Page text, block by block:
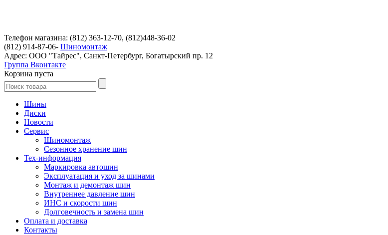
Телефон магазина: (812) 363-12-70, (812)448-36-02
(812) 914-87-06- Шиномонтаж
Адрес: ООО "Тайрес", Санкт-Петербург, Богатырский пр. 12
Группа Вконтакте
Корзина пуста
Шины
Диски
Новости
Сервис
Шиномонтаж
Сезонное хранение шин
Тех-информация
Маркировка автошин
Эксплуатация и уход за шинами
Монтаж и демонтаж шин
Внутреннее давление шин
ИНС и скорости шин
Долговечность и замена шин
Оплата и доставка
Контакты